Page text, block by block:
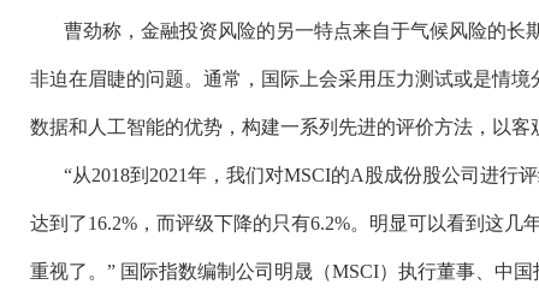
曹劲称，金融投资风险的另一特点来自于气候风险的长
非迫在眉睫的问题。通常，国际上会采用压力测试或是情
数据和人工智能的优势，构建一系列先进的评价方法，以
“从2018到2021年，我们对MSCI的A股成份股公司进行
达到了16.2%，而评级下降的只有6.2%。明显可以看到这几
重视了。” 国际指数编制公司明晟（MSCI）执行董事、中